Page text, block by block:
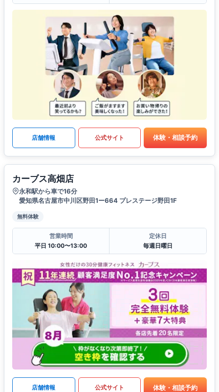
店舗情報 公式サイト 体験・相談予約
カーブス高畑店
永和駅から車で16分
愛知県名古屋市中川区野田1ー664 プレステージ野田1F
無料体験
営業時間
平日 10:00〜13:00
定休日
毎週日曜日
店舗情報 公式サイト 体験・相談予約